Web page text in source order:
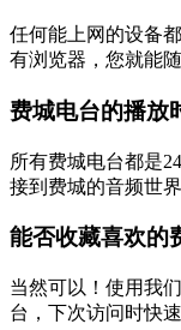
任何能上网的设备
有浏览器，您就能
费城电台的播放
所有费城电台都是
接到费城的音频世
能否收藏喜欢的
当然可以！使用我
台，下次访问时快